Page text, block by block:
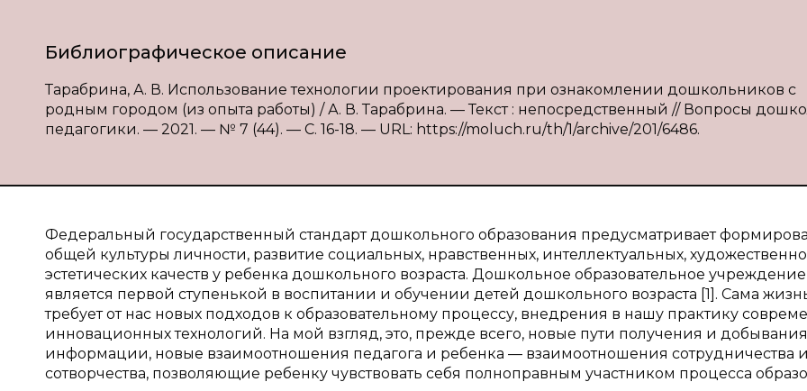
Библиографическое описание
Тарабрина, А. В. Использование технологии проектирования при ознакомлении дошкольников с
родным городом (из опыта работы) / А. В. Тарабрина. — Текст : непосредственный // Вопросы
педагогики. — 2021. — № 7 (44). — С. 16-18. — URL: https://moluch.ru/th/1/archive/201/6486.
Федеральный государственный стандарт дошкольного образования предусматривает
общей культуры личности, развитие социальных, нравственных, интеллектуальных,
эстетических качеств у ребенка дошкольного возраста. Дошкольное образовательное учреждение
является первой ступенькой в воспитании и обучении детей дошкольного возраста [1]. Сама
требует от нас новых подходов к образовательному процессу, внедрения в нашу практику
инновационных технологий. На мой взгляд, это, прежде всего, новые пути получения и добывания
информации, новые взаимоотношения педагога и ребенка — взаимоотношения сотрудничества и
сотворчества, позволяющие ребенку чувствовать себя полноправным участником процесса